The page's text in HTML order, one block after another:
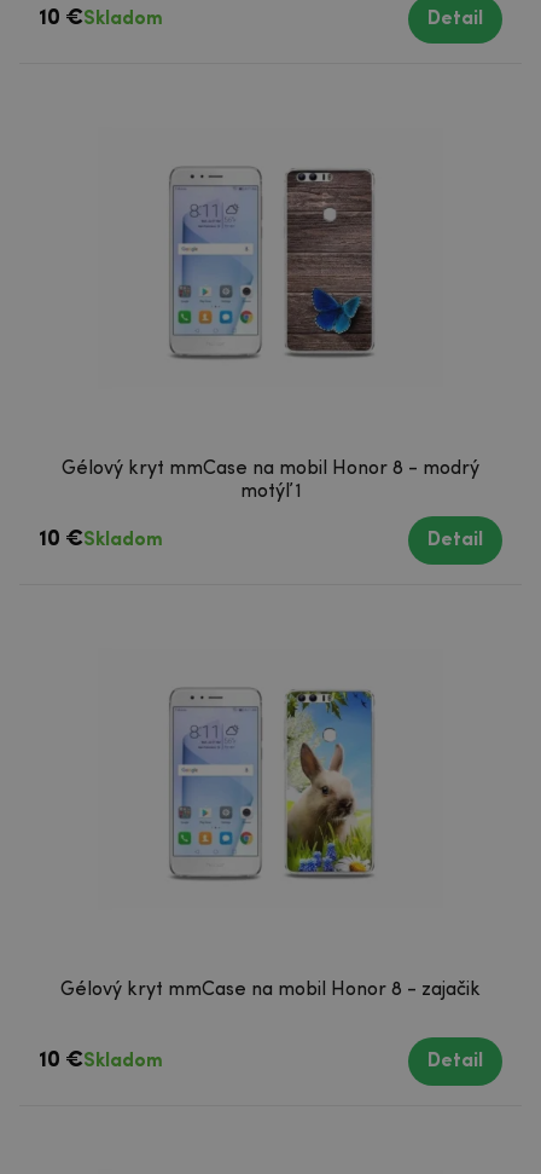
10 €Skladom Detail
Gélový kryt mmCase na mobil Honor 8 - modrý
motýľ 1
10 €Skladom Detail
Gélový kryt mmCase na mobil Honor 8 - zajačik
10 €Skladom Detail